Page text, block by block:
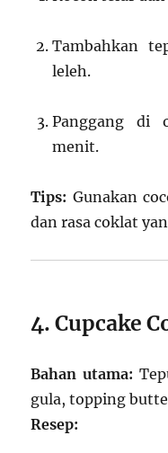
Tambahkan
leleh.
Panggang di
menit.
Tips: Gunakan
dan rasa coklat
4. Cupcake
Bahan utama:
gula, topping
Resep: